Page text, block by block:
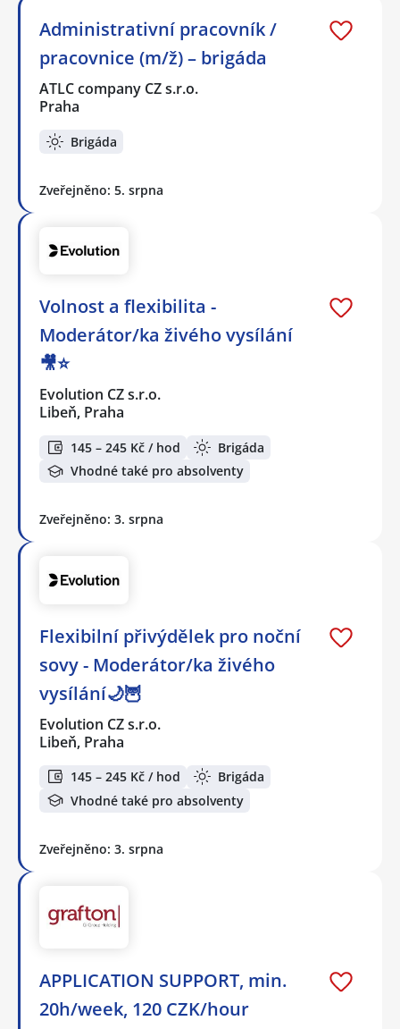
Administrativní pracovník /
pracovnice (m/ž) – brigáda
ATLC company CZ s.r.o.
Praha
Brigáda
Zveřejněno: 5. srpna
Volnost a flexibilita -
Moderátor/ka živého vysílání
🎥⭐️
Evolution CZ s.r.o.
Libeň, Praha
145 – 245 Kč / hod
Brigáda
Vhodné také pro absolventy
Zveřejněno: 3. srpna
Flexibilní přivýdělek pro noční
sovy - Moderátor/ka živého
vysílání🌙🦉
Evolution CZ s.r.o.
Libeň, Praha
145 – 245 Kč / hod
Brigáda
Vhodné také pro absolventy
Zveřejněno: 3. srpna
APPLICATION SUPPORT, min.
20h/week, 120 CZK/hour